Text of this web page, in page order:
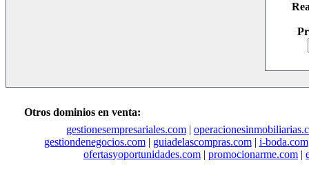
Otros dominios en venta:
gestionesempresariales.com |
gestiondenegocios.com| guiadelascompras.com| i-boda.com
ofertasyoportunidades.com | promocionarme.com |